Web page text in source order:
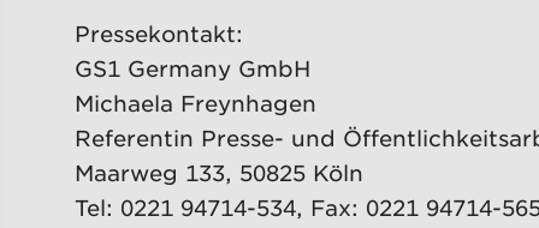
Pressekontakt:
GS1 Germany GmbH
Michaela Freynhagen
Referentin Presse- und
Maarweg 133, 50825 Köln
Tel: 0221 94714-534, Fax: 0221 94714-